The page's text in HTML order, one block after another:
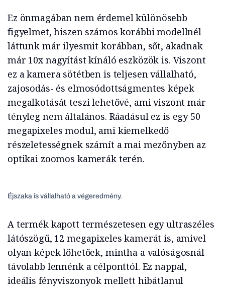
Ez önmagában nem érdemel különösebb
figyelmet, hiszen számos korábbi modellnél
láttunk már ilyesmit korábban, sőt, akadnak
már 10x nagyítást kínáló eszközök is. Viszont
ez a kamera sötétben is teljesen vállalható,
zajosodás- és elmosódottságmentes képek
megalkotását teszi lehetővé, ami viszont már
tényleg nem általános. Ráadásul ez is egy 50
megapixeles modul, ami kiemelkedő
részeletességnek számít a mai mezőnyben az
optikai zoomos kamerák terén.
Éjszaka is vállalható a végeredmény.
A termék kapott természetesen egy ultraszéles
látószögű, 12 megapixeles kamerát is, amivel
olyan képek lőhetőek, mintha a valóságosnál
távolabb lennénk a célponttól. Ez nappal,
ideális fényviszonyok mellett hibátlanul